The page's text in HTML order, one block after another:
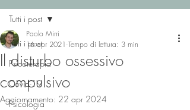
Tutti i post
Psicoterapia
Covid-19
Psicologia
Tutti i post
Il disturbo ossessivo
compulsivo
Paolo Mirri
16 apr 2021 Tempo di lettura: 3 min
Aggiornamento: 22 apr 2024